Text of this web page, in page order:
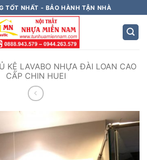
TỐT NHẤT - BẢO HÀNH TẬN NHÀ
KỆ LAVABO NHỰA ĐÀI LOAN CAO
CẤP CHIN HUEI